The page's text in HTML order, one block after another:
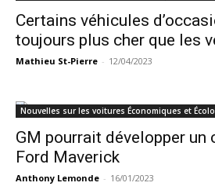
Certains véhicules
toujours plus cher que les
Mathieu St-Pierre - 12/04/2023
Nouvelles sur les voitures Économiques et
GM pourrait développer un
Ford Maverick
Anthony Lemonde - 16/01/2023